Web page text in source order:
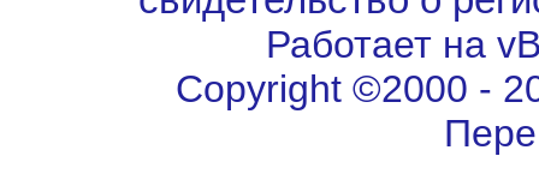
Работает на
Copyright ©2000 -